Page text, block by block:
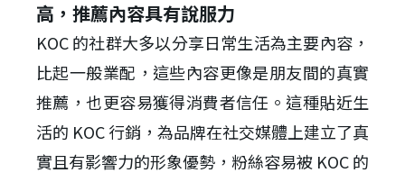
高，推薦內容具有說服力
KOC 的社群大多以分享日常生活為主要內容，
比起一般業配，這些內容更像是朋友間的真實
推薦，也更容易獲得消費者信任。這種貼近生
活的 KOC 行銷，為品牌在社交媒體上建立了真
實且有影響力的形象優勢，粉絲容易被 KOC 的